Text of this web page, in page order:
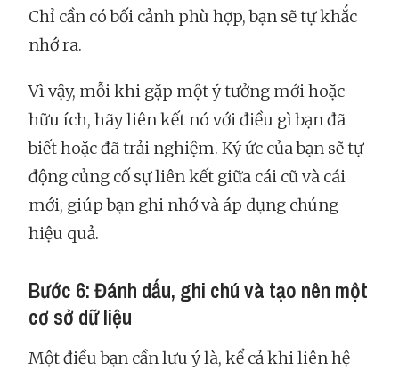
Chỉ cần có bối cảnh phù hợp, bạn sẽ tự khắc
nhớ ra.
Vì vậy, mỗi khi gặp một ý tưởng mới hoặc
hữu ích, hãy liên kết nó với điều gì bạn đã
biết hoặc đã trải nghiệm. Ký ức của bạn sẽ tự
động củng cố sự liên kết giữa cái cũ và cái
mới, giúp bạn ghi nhớ và áp dụng chúng
hiệu quả.
Bước 6: Đánh dấu, ghi chú và tạo nên một
cơ sở dữ liệu
Một điều bạn cần lưu ý là, kể cả khi liên hệ